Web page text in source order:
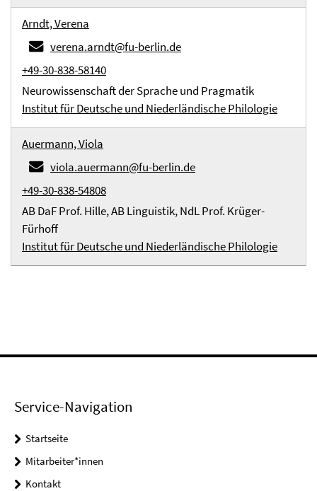
Arndt, Verena
verena.arndt@fu-berlin.de
+49-30-838-58140
Neurowissenschaft der Sprache und Pragmatik
Institut für Deutsche und Niederländische Philologie
Auermann, Viola
viola.auermann@fu-berlin.de
+49-30-838-54808
AB DaF Prof. Hille, AB Linguistik, NdL Prof. Krüger-
Fürhoff
Institut für Deutsche und Niederländische Philologie
Service-Navigation
Startseite
Mitarbeiter*innen
Kontakt